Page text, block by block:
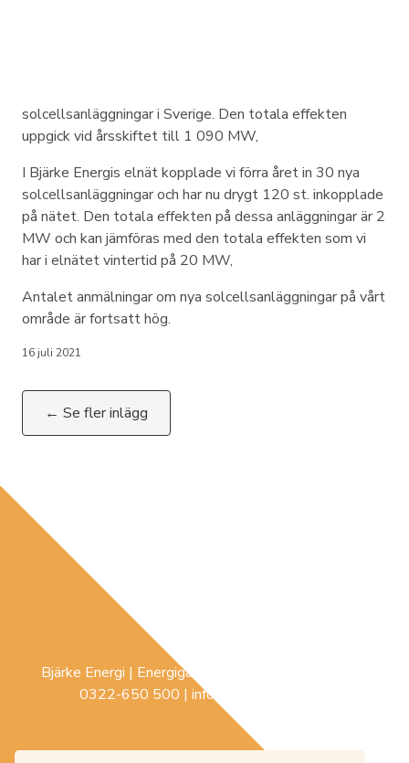
solcellsanläggningar i Sverige. Den totala effekten
uppgick vid årsskiftet till 1 090 MW,
I Bjärke Energis elnät kopplade vi förra året in 30 nya
solcellsanläggningar och har nu drygt 120 st. inkopplade
på nätet. Den totala effekten på dessa anläggningar är 2
MW och kan jämföras med den totala effekten som vi
har i elnätet vintertid på 20 MW,
Antalet anmälningar om nya solcellsanläggningar på vårt
område är fortsatt hög.
16 juli 2021
← Se fler inlägg
Bjärke Energi | Energigatan 3 |
0322-650 500 | info@bjerke-energi.se